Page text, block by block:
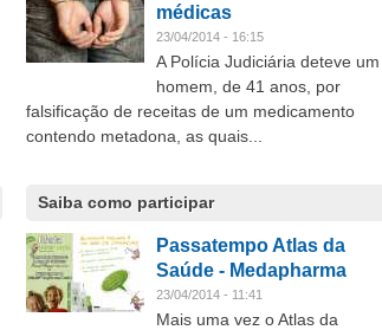
médicas
23/04/2014 - 16:15
A Polícia Judiciária deteve um
homem, de 41 anos, por
falsificação de receitas de um medicamento
contendo metadona, as quais...
Saiba como participar
Passatempo Atlas da
Saúde - Medapharma
23/04/2014 - 11:41
Mais uma vez o Atlas da